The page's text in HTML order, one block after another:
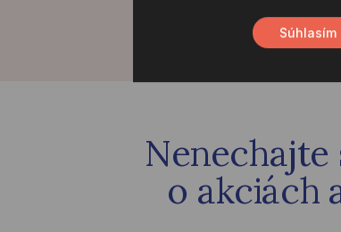
o akciách
Súhlasím